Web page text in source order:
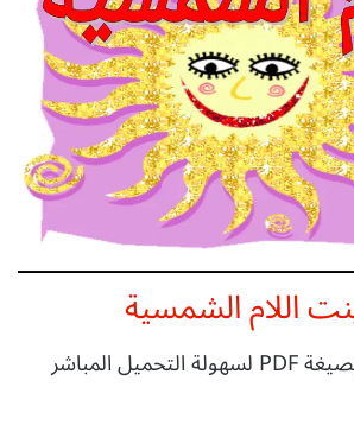
اللام الشمسية
كما تعرض المذكرة بصيغة PDF لسهولة التحميل المباشر